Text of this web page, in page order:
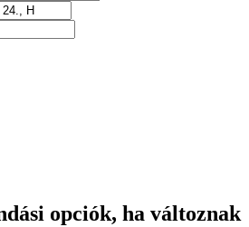
opciók, ha változnak